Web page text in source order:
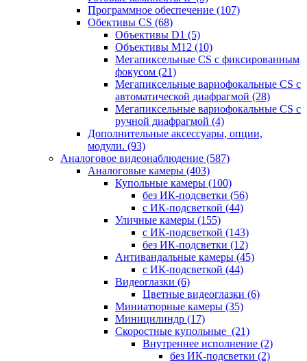
Программное обеспечение (107)
Обективы CS (68)
Объективы D1 (5)
Объективы M12 (10)
Мегапиксельные CS c фиксированным
фокусом (21)
Мегапиксельные вариофокальные CS c
автоматической диафрагмой (28)
Мегапиксельные вариофокальные CS c
ручной диафрагмой (4)
Дополнительные аксессуары, опции,
модули. (93)
Аналоговое видеонаблюдение (587)
Аналоговые камеры (403)
Купольные камеры (100)
без ИК-подсветки (56)
с ИК-подсветкой (44)
Уличные камеры (155)
с ИК-подсветкой (143)
без ИК-подсветки (12)
Антивандальные камеры (45)
с ИК-подсветкой (44)
Видеоглазки (6)
Цветные видеоглазки (6)
Миниатюрные камеры (35)
Миницилиндр (17)
Скоростные купольные (21)
Внутреннее исполнение (2)
без ИК-подсветки (2)